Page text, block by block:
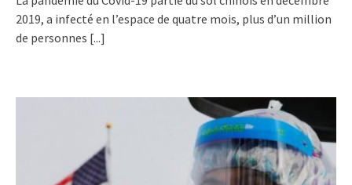
2019, a infecté en l’espace de quatre mois, plus d’un million
de personnes [...]